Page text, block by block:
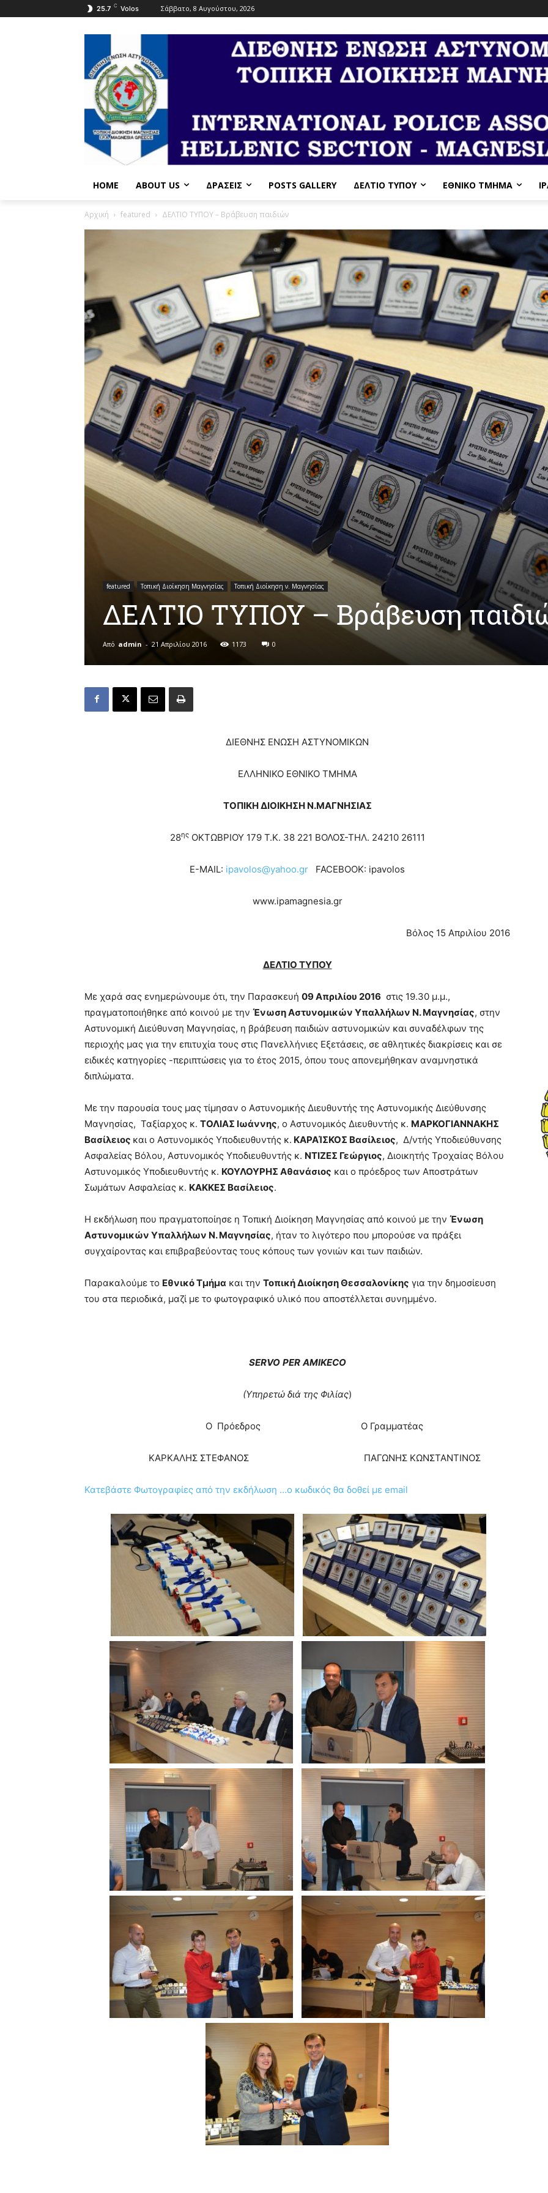
25.7 C Volos Σάββατο, 8 Αυγούστου, 2026
HOME ABOUT US ΔΡΆΣΕΙΣ POSTS GALLERY ΔΕΛΤΙΟ ΤΥΠΟΥ ΕΘΝΙΚΌ ΤΜΉΜΑ
Αρχική featured ΔΕΛΤΙΟ ΤΥΠΟΥ – Βράβευση παιδιών
featured Τοπική Διοίκηση Μαγνησίας Τοπική Διοίκηση ν. Μαγνησίας
ΔΕΛΤΙΟ ΤΥΠΟΥ – Βράβευση
Από admin - 21 Απριλίου 2016 1173 0
ΔΙΕΘΝΗΣ ΕΝΩΣΗ ΑΣΤΥΝΟΜΙΚΩΝ
ΕΛΛΗΝΙΚΟ ΕΘΝΙΚΟ ΤΜΗΜΑ
ΤΟΠΙΚΗ ΔΙΟΙΚΗΣΗ Ν.ΜΑΓΝΗΣΙΑΣ
28ηςΟΚΤΩΒΡΙΟΥ 179 Τ.Κ. 38 221 ΒΟΛΟΣ-ΤΗΛ. 24210 26111
E-MAIL: ipavolos@yahoo.gr FACEBOOK: ipavolos
www.ipamagnesia.gr
Βόλος 15 Απριλίου 2016
ΔΕΛΤΙΟ ΤΥΠΟΥ
Με χαρά σας ενημερώνουμε ότι, την Παρασκευή 09 Απριλίου 2016 στις 19.30 μ.μ.,
πραγματοποιήθηκε από κοινού με την Ένωση Αστυνομικών Υπαλλήλων Ν. Μαγνησίας, στην
Αστυνομική Διεύθυνση Μαγνησίας, η βράβευση παιδιών αστυνομικών και συναδέλφων της
περιοχής μας για την επιτυχία τους στις Πανελλήνιες Εξετάσεις, σε αθλητικές διακρίσεις και σε
ειδικές κατηγορίες -περιπτώσεις για το έτος 2015, όπου τους απονεμήθηκαν αναμνηστικά
διπλώματα.
Με την παρουσία τους μας τίμησαν ο Αστυνομικής Διευθυντής της Αστυνομικής Διεύθυνσης
Μαγνησίας, Ταξίαρχος κ. ΤΟΛΙΑΣ Ιωάννης, ο Αστυνομικός Διευθυντής κ. ΜΑΡΚΟΓΙΑΝΝΑΚΗΣ
Βασίλειος και ο Αστυνομικός Υποδιευθυντής κ. ΚΑΡΑΊΣΚΟΣ Βασίλειος, Δ/ντής Υποδιεύθυνσης
Ασφαλείας Βόλου, Αστυνομικός Υποδιευθυντής κ. ΝΤΙΖΕΣ Γεώργιος, Διοικητής Τροχαίας Βόλου
Αστυνομικός Υποδιευθυντής κ. ΚΟΥΛΟΥΡΗΣ Αθανάσιος και ο πρόεδρος των Αποστράτων
Σωμάτων Ασφαλείας κ. ΚΑΚΚΕΣ Βασίλειος.
Η εκδήλωση που πραγματοποίησε η Τοπική Διοίκηση Μαγνησίας από κοινού με την Ένωση
Αστυνομικών Υπαλλήλων Ν. Μαγνησίας, ήταν το λιγότερο που μπορούσε να πράξει
συγχαίροντας και επιβραβεύοντας τους κόπους των γονιών και των παιδιών.
Παρακαλούμε το Εθνικό Τμήμα και την Τοπική Διοίκηση Θεσσαλονίκης για την δημοσίευση
του στα περιοδικά, μαζί με το φωτογραφικό υλικό που αποστέλλεται συνημμένο.
SERVO PER AMIKECO
(Υπηρετώ διά της Φιλίας)
Ο Πρόεδρος Ο Γραμματέας
ΚΑΡΚΑΛΗΣ ΣΤΕΦΑΝΟΣ ΠΑΓΩΝΗΣ ΚΩΝΣΤΑΝΤΙΝΟΣ
Κατεβάστε Φωτογραφίες από την εκδήλωση …ο κωδικός θα δοθεί με email